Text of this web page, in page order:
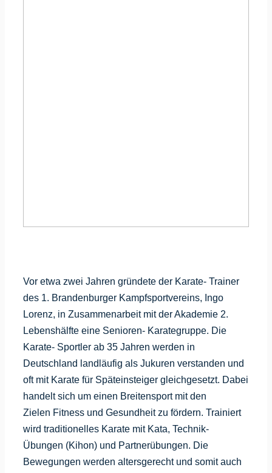
Vor etwa zwei Jahren gründete der Karate- Trainer
des 1. Brandenburger Kampfsportvereins, Ingo
Lorenz, in Zusammenarbeit mit der Akademie 2.
Lebenshälfte eine Senioren- Karategruppe. Die
Karate- Sportler ab 35 Jahren werden in
Deutschland landläufig als Jukuren verstanden und
oft mit Karate für Späteinsteiger gleichgesetzt. Dabei
handelt sich um einen Breitensport mit den
Zielen Fitness und Gesundheit zu fördern. Trainiert
wird traditionelles Karate mit Kata, Technik-
Übungen (Kihon) und Partnerübungen. Die
Bewegungen werden altersgerecht und somit auch